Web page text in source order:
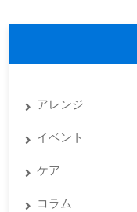
アレンジ
イベント
ケア
コラム